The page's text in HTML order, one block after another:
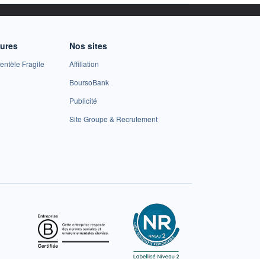
Fragile
Nos sites
Affiliation
BoursoBank
Publicité
Site Groupe & Recrutement